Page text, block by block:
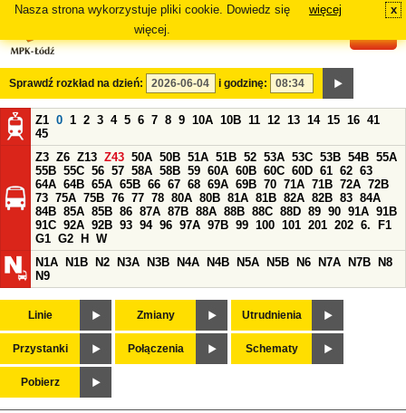
Nasza strona wykorzystuje pliki cookie. Dowiedz się
więcej.
więcej x
Sprawdź rozkład na dzień: i godzinę:
Z1 0 1 2 3 4 5 6 7 8 9 10A 10B 11 12 13 14 15 16 41
45
Z3 Z6 Z13 Z43 50A 50B 51A 51B 52 53A 53C 53B 54B 55A
55B 55C 56 57 58A 58B 59 60A 60B 60C 60D 61 62 63
64A 64B 65A 65B 66 67 68 69A 69B 70 71A 71B 72A 72B
73 75A 75B 76 77 78 80A 80B 81A 81B 82A 82B 83 84A
84B 85A 85B 86 87A 87B 88A 88B 88C 88D 89 90 91A 91B
91C 92A 92B 93 94 96 97A 97B 99 100 101 201 202 6.
F1
G1 G2 H
W
N1A
N1B N2 N3A N3B N4A N4B N5A N5B N6 N7A N7B
N8
N9
Linie Zmiany Utrudnienia
Przystanki Połączenia Schematy
Pobierz